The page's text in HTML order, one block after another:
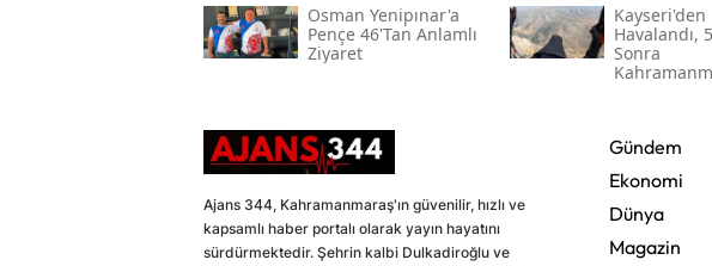
Osman Yenipınar'a
Pençe 46'tan Anlamlı
Ziyaret
Kayseri'den
Havalandı,
Sonra
Ajans 344, Kahramanmaraş'ın güvenilir, hızlı ve
kapsamlı haber portalı olarak yayın hayatını
sürdürmektedir. Şehrin kalbi Dulkadiroğlu ve
Gündem
Ekonomi
Dünya
Magazin